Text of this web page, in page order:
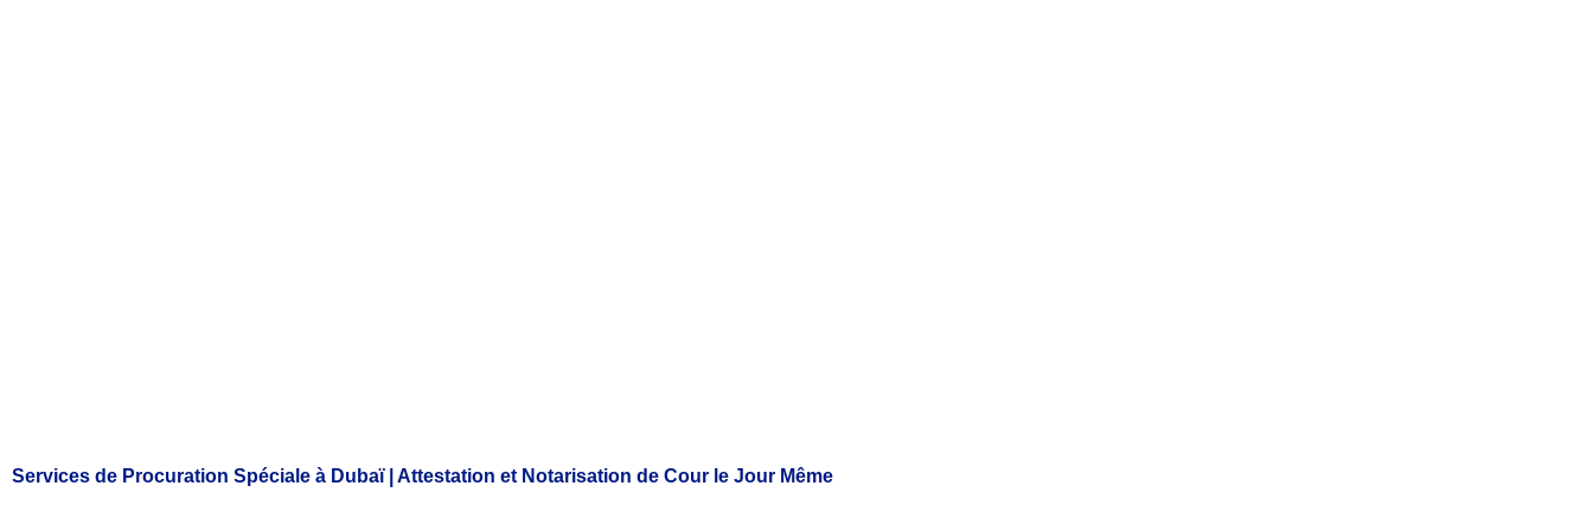
Services de Procuration Spéciale à Dubaï | Attestation et Notarisation de Cour le Jour Même